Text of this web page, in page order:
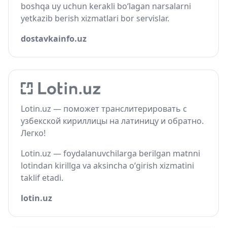
boshqa uy uchun kerakli bo‘lagan narsalarni
yetkazib berish xizmatlari bor servislar.
dostavkainfo.uz
Lotin.uz — поможет транслитерировать с
узбекской кириллицы на латиницу и обратно.
Легко!
Lotin.uz — foydalanuvchilarga berilgan matnni
lotindan kirillga va aksincha o‘girish xizmatini
taklif etadi.
lotin.uz